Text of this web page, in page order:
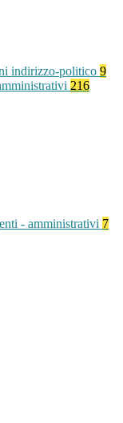
indirizzo-politico 9
216
- amministrativi 7